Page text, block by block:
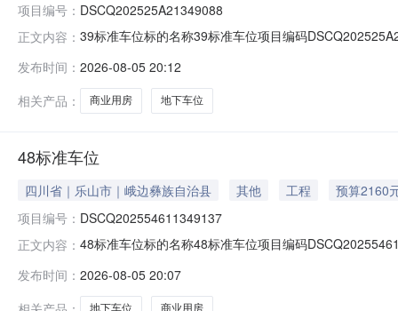
项目编号： DSCQ202525A21349088
正文内容： 39标准车位标的名称39标准车位项目编码
业用房，以及该小区内的67个地下停车位。其中商业用
发布时间： 2026-08-05 20:12
相关产品：
商业用房 地下车位
48标准车位
四川省｜乐山市｜峨边彝族自治县 其他 工程
预算2160
项目编号： DSCQ202554611349137
正文内容： 48标准车位标的名称48标准车位项目编码
业用房，以及该小区内的67个地下停车位。其中商业用
发布时间： 2026-08-05 20:07
地下车位 商业用房